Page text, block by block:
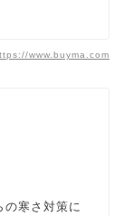
www.buyma.com
の寒さ対策に